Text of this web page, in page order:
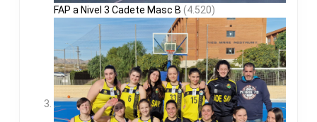
FAP a Nivel 3 Cadete Masc B (4.520)